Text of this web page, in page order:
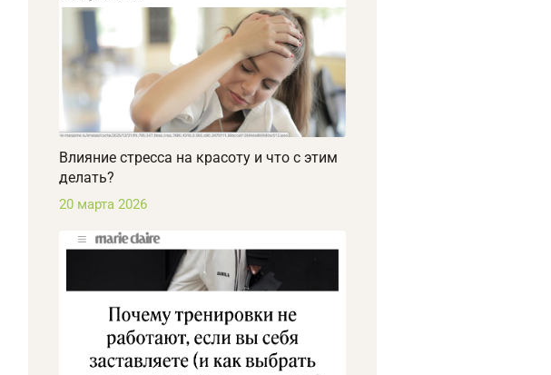
Влияние стресса на красоту и что с этим
делать?
20 марта 2026